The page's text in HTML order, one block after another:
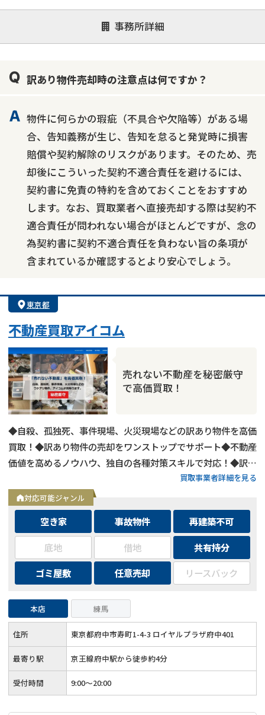
事務所詳細
対応が親身 オンライン面談可能
レスポンスが早い
1億円以上の買取可
訳あり物件売却時の注意点は何ですか？
物件に何らかの瑕疵（不具合や欠陥等）がある場
合、告知義務が生じ、告知を怠ると発覚時に損害
賠償や契約解除のリスクがあります。そのため、売
却後にこういった契約不適合責任を避けるには、
契約書に免責の特約を含めておくことをおすすめ
します。なお、買取業者へ直接売却する際は契約不
適合責任が問われない場合がほとんどですが、念の
為契約書に契約不適合責任を負わない旨の条項が
含まれているか確認するとより安心でしょう。
東京都
不動産買取アイコム
売れない不動産を秘密厳守
で高価買取！
◆自殺、孤独死、事件現場、火災現場などの訳あり物件を高価
買取！◆訳あり物件の売却をワンストップでサポート◆不動産
価値を高めるノウハウ、独自の各種対策スキルで対応！◆訳あ
買取事業者詳細を見る
対応可能ジャンル
空き家 事故物件
再建築不可
底地
借地
共有持分
ゴミ屋敷
任意売却 リースバック
本店 練馬
住所 東京都府中市寿町1-4-3 ロイヤルプラザ府中401
最寄り駅 京王線府中駅から徒歩約4分
受付時間 9:00～20:00